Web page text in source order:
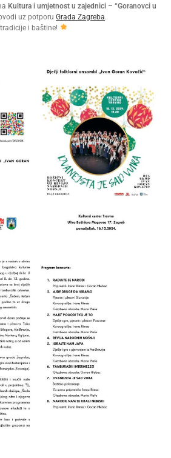
Kultura i umjetnost u zajednici – “Goranovci u
uz potporu Grada Zagreba.
i baštine!